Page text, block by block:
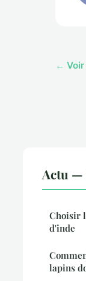
← Voir
Actu —
Choisir
d'inde
lapins